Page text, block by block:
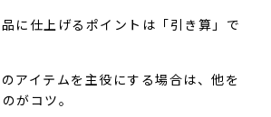
に仕上げるポイントは「引き算」で
アイテムを主役にする場合は、他を
がコツ。